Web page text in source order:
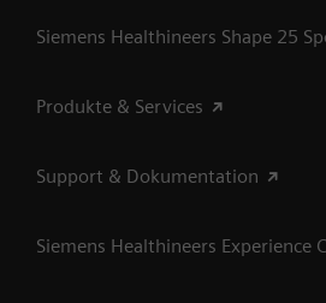
Siemens Healthineers Shape 25
Produkte & Services
Support & Dokumentation
Siemens Healthineers Experience